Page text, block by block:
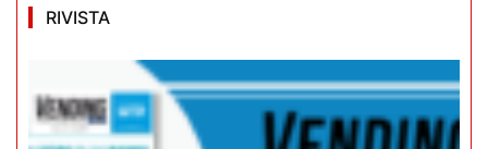
RIVISTA